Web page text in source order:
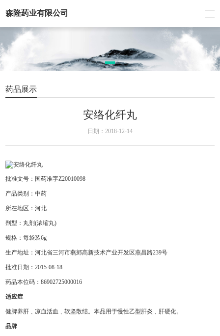
森隆药业有限公司
药品展示
安络化纤丸
日期：2018-12-14
批准文号：国药准字Z20010098
产品类别：中药
所在地区：河北
剂型：丸剂(浓缩丸)
规格：每袋装6g
生产地址：河北省三河市燕郊高新技术产业开发区燕昌路239号
批准日期：2015-08-18
药品本位码：86902725000016
适应症
健脾养肝﹑凉血活血﹑软坚散结。本品用于慢性乙型肝炎﹑肝硬化。
品牌